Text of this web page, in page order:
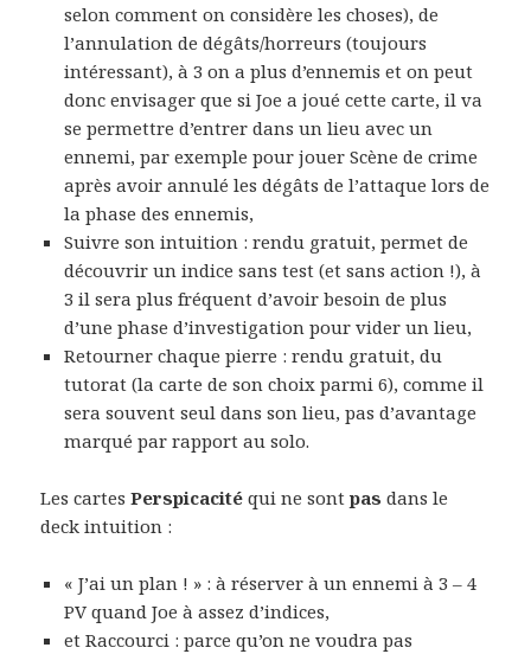
selon comment on considère les choses), de
l’annulation de dégâts/horreurs (toujours
intéressant), à 3 on a plus d’ennemis et on peut
donc envisager que si Joe a joué cette carte, il va
se permettre d’entrer dans un lieu avec un
ennemi, par exemple pour jouer Scène de crime
après avoir annulé les dégâts de l’attaque lors de
la phase des ennemis,
Suivre son intuition : rendu gratuit, permet de
découvrir un indice sans test (et sans action !), à
3 il sera plus fréquent d’avoir besoin de plus
d’une phase d’investigation pour vider un lieu,
Retourner chaque pierre : rendu gratuit, du
tutorat (la carte de son choix parmi 6), comme il
sera souvent seul dans son lieu, pas d’avantage
marqué par rapport au solo.
Les cartesPerspicacité qui ne sontpas dans le
deck intuition :
« J’ai un plan ! » : à réserver à un ennemi à 3 – 4
PV quand Joe à assez d’indices,
et Raccourci : parce qu’on ne voudra pas